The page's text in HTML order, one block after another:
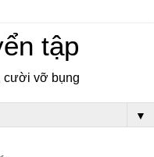
tập
cười vỡ bụng
▼